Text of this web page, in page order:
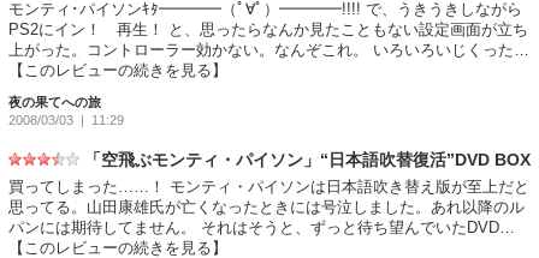
モンティ･パイソンｷﾀ━━━━（ﾟ∀ﾟ）━━━━!!!! で、うきうきしながら
PS2にイン！ 再生！ と、思ったらなんか見たこともない設定画面が立ち
上がった。コントローラー効かない。なんぞこれ。 いろいろいじくった…
【このレビューの続きを見る】
夜の果てへの旅
2008/03/03 | 11:29
「空飛ぶモンティ・パイソン」“日本語吹替復活”DVD BOX
買ってしまった……！ モンティ・パイソンは日本語吹き替え版が至上だと
思ってる。山田康雄氏が亡くなったときには号泣しました。あれ以降のル
パンには期待してません。 それはそうと、ずっと待ち望んでいたDVD…
【このレビューの続きを見る】